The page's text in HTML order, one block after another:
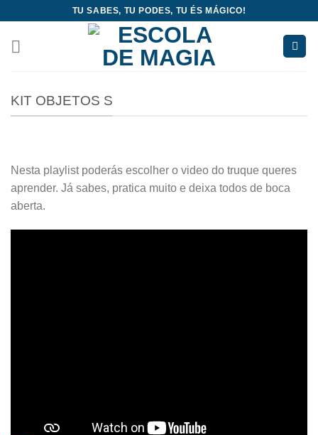
content
TU SABES, TU PODES, TU ÉS MÁGICO!
KIT OBJETOS S
Nesta playlist poderás escolher o video do truque queres
aprender. Já sabes, pratica muito e deixa todos de boca
aberta.